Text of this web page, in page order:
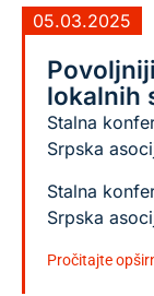
05.03.2025
lokalnih
Stalna
Srpska
Stalna
Srpska
Pročitajte